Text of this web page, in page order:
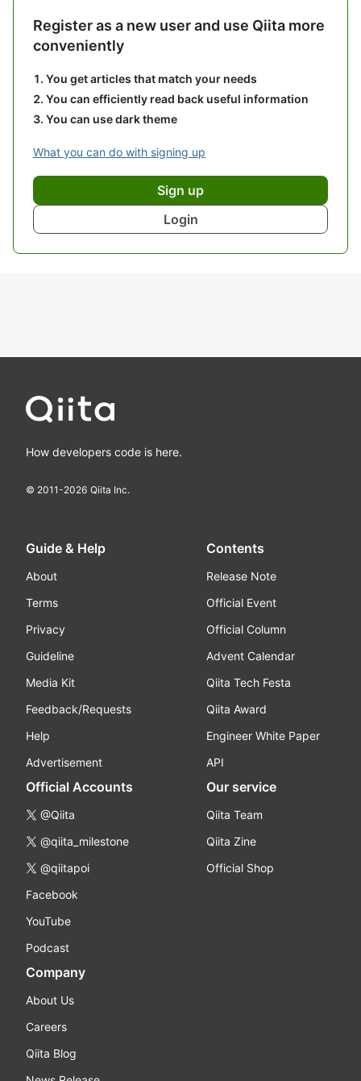
Register as a new user and use Qiita more
conveniently
You get articles that match your needs
You can efficiently read back useful information
You can use dark theme
What you can do with signing up
Sign up
Login
How developers code is here.
© 2011-2026 Qiita Inc.
Guide & Help
About
Terms
Privacy
Guideline
Media Kit
Feedback/Requests
Help
Advertisement
Contents
Release Note
Official Event
Official Column
Advent Calendar
Qiita Tech Festa
Qiita Award
Engineer White Paper
API
Official Accounts
@Qiita
@qiita_milestone
@qiitapoi
Facebook
YouTube
Podcast
Our service
Qiita Team
Qiita Zine
Official Shop
Company
About Us
Careers
Qiita Blog